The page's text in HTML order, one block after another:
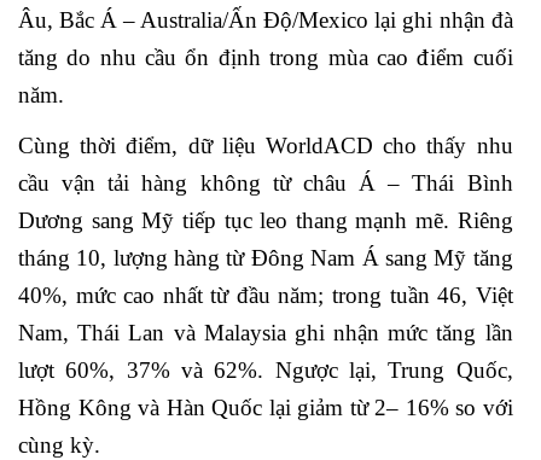
Âu, Bắc Á – Australia/Ấn Độ/Mexico lại ghi nhận đà
tăng do nhu cầu ổn định trong mùa caođiểm cuối
năm.
Cùng thời điểm, dữ liệu WorldACD cho thấy nhu
cầu vận tải hàng không từ châu Á – Thái Bình
Dương sang Mỹ tiếp tục leo thang mạnh mẽ. Riêng
tháng 10, lượng hàng từ Đông Nam Á sang Mỹ tăng
40%, mức cao nhất từ đầu năm; trong tuần 46, Việt
Nam, Thái Lan và Malaysia ghi nhận mức tăng lần
lượt 60%, 37% và 62%. Ngược lại, Trung Quốc,
Hồng Kông và Hàn Quốc lại giảm từ 2– 16% so với
cùng kỳ.